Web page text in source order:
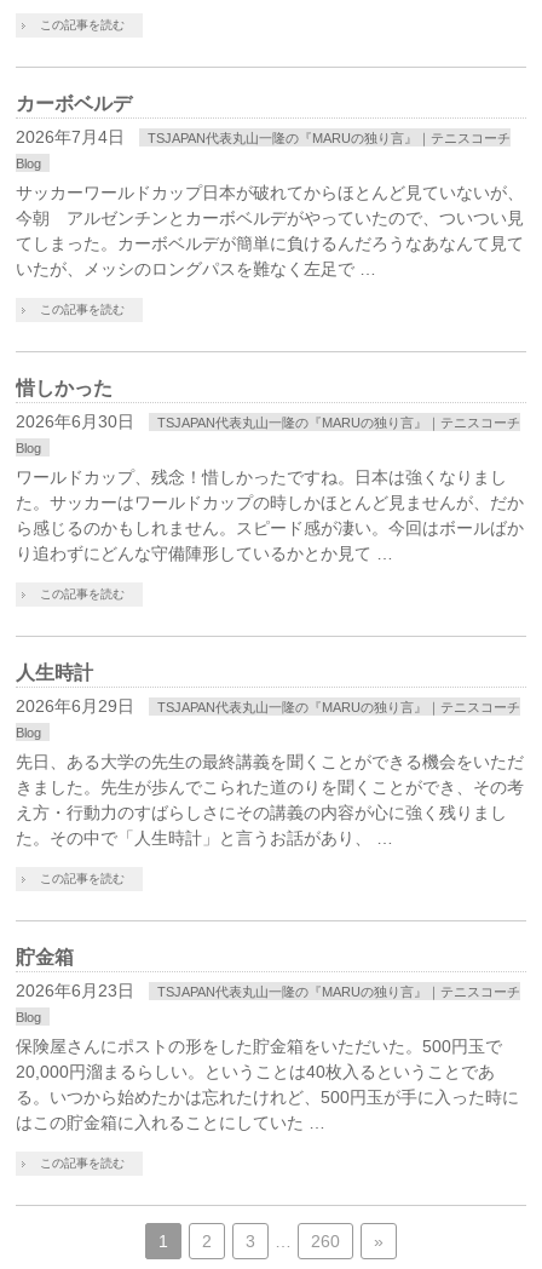
この記事を読む
カーボベルデ
2026年7月4日
TSJAPAN代表丸山一隆の『MARUの独り言』｜テニスコーチ
Blog
サッカーワールドカップ日本が破れてからほとんど見ていないが、
今朝 アルゼンチンとカーボベルデがやっていたので、ついつい見
てしまった。カーボベルデが簡単に負けるんだろうなあなんて見て
いたが、メッシのロングパスを難なく左足で …
この記事を読む
惜しかった
2026年6月30日
TSJAPAN代表丸山一隆の『MARUの独り言』｜テニスコーチ
Blog
ワールドカップ、残念！惜しかったですね。日本は強くなりまし
た。サッカーはワールドカップの時しかほとんど見ませんが、だか
ら感じるのかもしれません。スピード感が凄い。今回はボールばか
り追わずにどんな守備陣形しているかとか見て …
この記事を読む
人生時計
2026年6月29日
TSJAPAN代表丸山一隆の『MARUの独り言』｜テニスコーチ
Blog
先日、ある大学の先生の最終講義を聞くことができる機会をいただ
きました。先生が歩んでこられた道のりを聞くことができ、その考
え方・行動力のすばらしさにその講義の内容が心に強く残りまし
た。その中で「人生時計」と言うお話があり、 …
この記事を読む
貯金箱
2026年6月23日
TSJAPAN代表丸山一隆の『MARUの独り言』｜テニスコーチ
Blog
保険屋さんにポストの形をした貯金箱をいただいた。500円玉で
20,000円溜まるらしい。ということは40枚入るということであ
る。いつから始めたかは忘れたけれど、500円玉が手に入った時に
はこの貯金箱に入れることにしていた …
この記事を読む
1 2 3 260 »